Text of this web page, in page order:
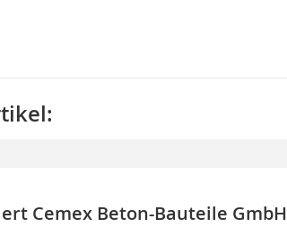
Cemex Beton-Bauteile GmbH